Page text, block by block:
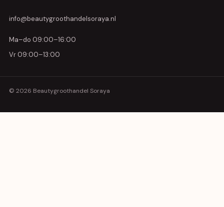
info@beautygroothandelsoraya.nl
Ma–do 09:00–16:00
Vr 09:00–13:00
© 2026 Beautygroothandel Soraya